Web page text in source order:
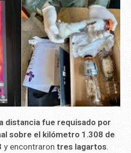
distancia fue requisado por
sobre el kilómetro 1.308 de
y encontraron tres lagartos.